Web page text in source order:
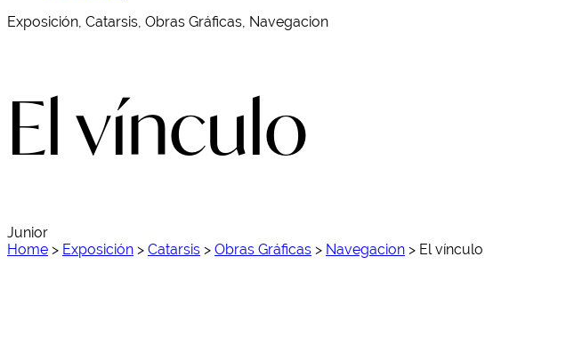
Exposición, Catarsis, Obras Gráficas, Navegacion
El vínculo
Junior
Home > Exposición > Catarsis > Obras Gráficas > Navegacion > El vínculo